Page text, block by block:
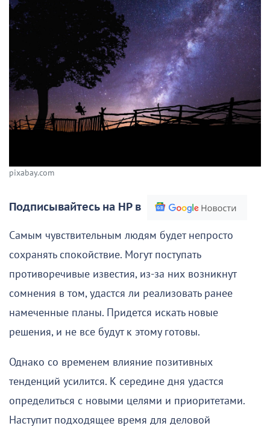
pixabay.com
Подписывайтесь на НР в
Самым чувствительным людям будет непросто
сохранять спокойствие. Могут поступать
противоречивые известия, из-за них возникнут
сомнения в том, удастся ли реализовать ранее
намеченные планы. Придется искать новые
решения, и не все будут к этому готовы.
Однако со временем влияние позитивных
тенденций усилится. К середине дня удастся
определиться с новыми целями и приоритетами.
Наступит подходящее время для деловой